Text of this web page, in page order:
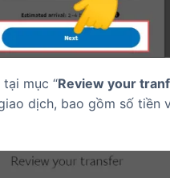
tại mục “Review your
dịch, bao gồm số tiền